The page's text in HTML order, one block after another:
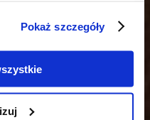
Pokaż szczegóły
Gdy obserwowany
przewagę. Wie, że ktoś
uniemożliwiający
na skuteczne
do zera.